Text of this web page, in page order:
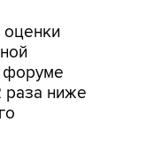
форуме
раза ниже